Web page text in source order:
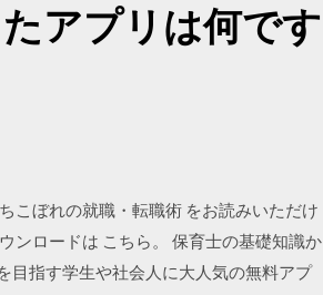
アプリは何です
ぼれの就職・転職術 をお読みいただけ
ンロードは こちら。 保育士の基礎知識か
目指す学生や社会人に大人気の無料アプ